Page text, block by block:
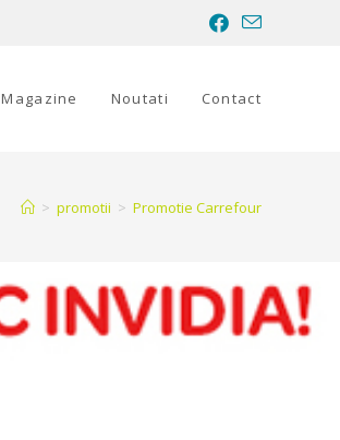
Magazine Noutati Contact
> promotii > Promotie Carrefour